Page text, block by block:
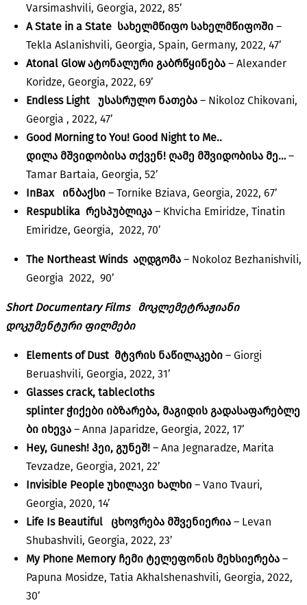
Varsimashvili, Georgia, 2022, 85’
A State in a State სახელმწიფო სახელმწიფოში –
Tekla Aslanishvili, Georgia, Spain, Germany, 2022, 47’
Atonal Glow ატონალური გაბრწყინება – Alexander
Koridze, Georgia, 2022, 69’
Endless Light უსასრულო ნათება – Nikoloz Chikovani,
Georgia , 2022, 47’
Good Morning to You! Good Night to Me..
დილა მშვიდობისა თქვენ! ღამე მშვიდობისა მე…–
Tamar Bartaia, Georgia, 52’
InBax
ინბაქსი – Tornike Bziava, Georgia, 2022, 67’
Respublika რესპუბლიკა – Khvicha Emiridze, Tinatin
Emiridze, Georgia, 2022, 70’
The Northeast Winds აღდგომა – Nokoloz Bezhanishvili,
Georgia 2022, 90’
Short Documentary Films მოკლემეტრაჟიანი
დოკუმენტური ფილმები
Elements of Dust მტვრის ნაწილაკები – Giorgi
Beruashvili, Georgia, 2022, 31’
Glasses crack, tablecloths
splinter ჭიქები იბზარება, მაგიდის გადასაფარებლე
ბი იხევა – Anna Japaridze, Georgia, 2022, 17’
Hey, Gunesh! ჰეი, გუნეშ! – Ana Jegnaradze, Marita
Tevzadze, Georgia, 2021, 22’
Invisible People უხილავი ხალხი – Vano Tvauri,
Georgia, 2020, 14’
Life Is Beautiful ცხოვრება მშვენიერია – Levan
Shubashvili, Georgia, 2022, 23’
My Phone Memory ჩემი ტელეფონის მეხსიერება –
Papuna Mosidze, Tatia Akhalshenashvili, Georgia, 2022,
30’